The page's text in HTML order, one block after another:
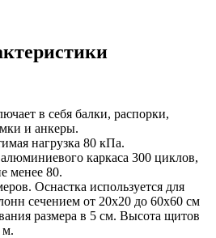
в себя балки, распорки,
и анкеры.
нагрузка 80 кПа.
каркаса 300 циклов,
менее 80.
Оснастка используется для
сечением от 20х20 до 60х60 см
размера в 5 см. Высота щитов
м.